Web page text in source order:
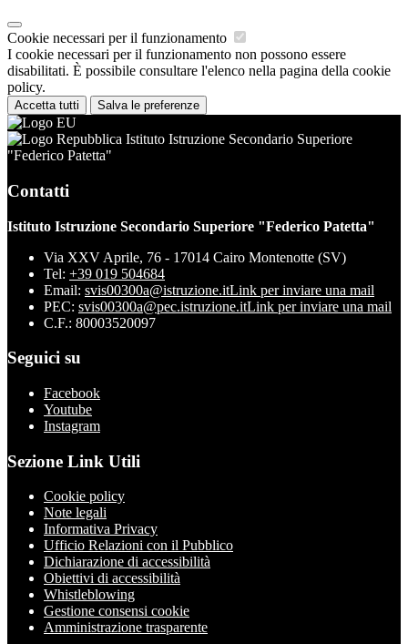
Cookie necessari per il funzionamento
I cookie necessari per il funzionamento non possono essere
disabilitati. È possibile consultare l'elenco nella pagina della cookie
policy.
Accetta tutti Salva le preferenze
Istituto Istruzione Secondario Superiore
"Federico Patetta"
Contatti
Istituto Istruzione Secondario Superiore "Federico Patetta"
Via XXV Aprile, 76 - 17014 Cairo Montenotte (SV)
Tel: +39 019 504684
Email: svis00300a@istruzione.itLink per inviare una mail
PEC: svis00300a@pec.istruzione.itLink per inviare una mail
C.F.: 80003520097
Seguici su
Facebook
Youtube
Instagram
Sezione Link Utili
Cookie policy
Note legali
Informativa Privacy
Ufficio Relazioni con il Pubblico
Dichiarazione di accessibilità
Obiettivi di accessibilità
Whistleblowing
Gestione consensi cookie
Amministrazione trasparente